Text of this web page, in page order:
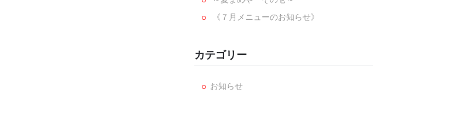
《７月メニューのお知らせ》
カテゴリー
お知らせ